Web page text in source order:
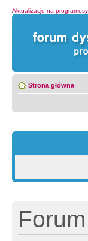
Aktualizacje na
Strona główna